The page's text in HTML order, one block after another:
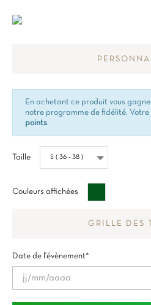
En achetant ce produit vous
notre programme de fidélité.
points.
Taille
Couleurs affichées
GRILLE DES
Date de l'évènement*